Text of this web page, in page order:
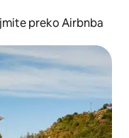
preko Airbnba